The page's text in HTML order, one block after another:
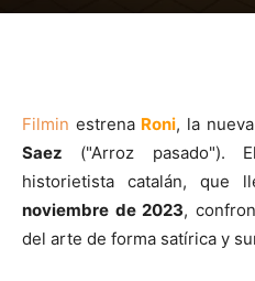
Filmin estrena Roni, la
Saez ("Arroz pasado").
historietista catalán, que
noviembre de 2023,
del arte de forma satírica y